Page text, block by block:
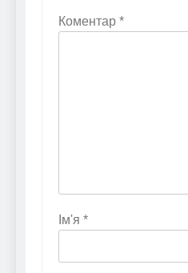
Коментар *
Ім'я *